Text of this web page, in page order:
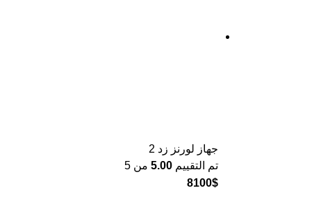
جهاز لورنز زد 2
تم التقييم5.00 من 5
8100$